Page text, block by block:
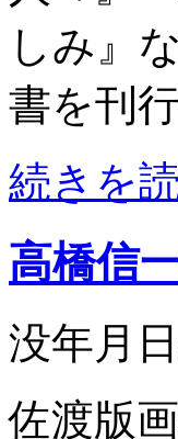
しみ』
書を刊
続きを
高橋信
没年月
佐渡版